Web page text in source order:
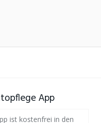
App
ist kostenfrei in den